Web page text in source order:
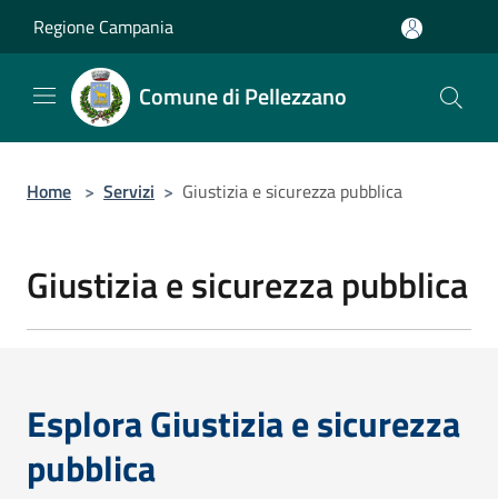
Regione Campania
Comune di Pellezzano
Home > Servizi > Giustizia e sicurezza pubblica
Giustizia e sicurezza pubblica
Esplora Giustizia e sicurezza
pubblica